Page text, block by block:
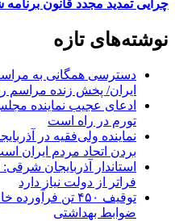
چرایی تمدید مجدد قانون
نوشته‌های تازه
دسترسی همگانی به
ایران/ پخش زنده مراسم
ادعای عجیب نماینده
تورم در راه است
نماینده ولی‌فقیه در
بردن اتحاد مردم ایران
استاندار آذربایجان
فراتر از دولت نیاز دارد
توقیف ۴۵۰ تن
ضوابط بهداشتی